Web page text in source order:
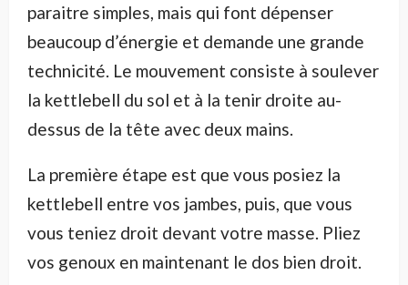
paraitre simples, mais qui font dépenser
beaucoup d’énergie et demande une grande
technicité. Le mouvement consiste à soulever
la kettlebell du sol et à la tenir droite au-
dessus de la tête avec deux mains.
La première étape est que vous posiez la
kettlebell entre vos jambes, puis, que vous
vous teniez droit devant votre masse. Pliez
vos genoux en maintenant le dos bien droit.